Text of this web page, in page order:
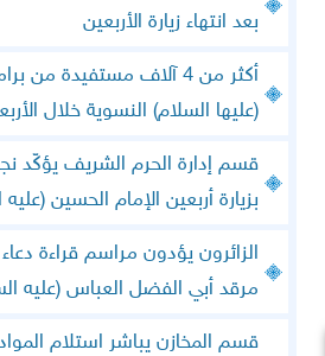
بعد انتهاء زيارة الأربعين
أكثر من 4 آلاف مستفيدة
(عليها السلام) النسوية خلال
قسم إدارة الحرم الشريف يؤكّد
بزيارة أربعين الإمام الحسين
الزائرون يؤدون مراسم قراءة
مرقد أبي الفضل العباس (عليه
قسم المخازن يباشر استلام